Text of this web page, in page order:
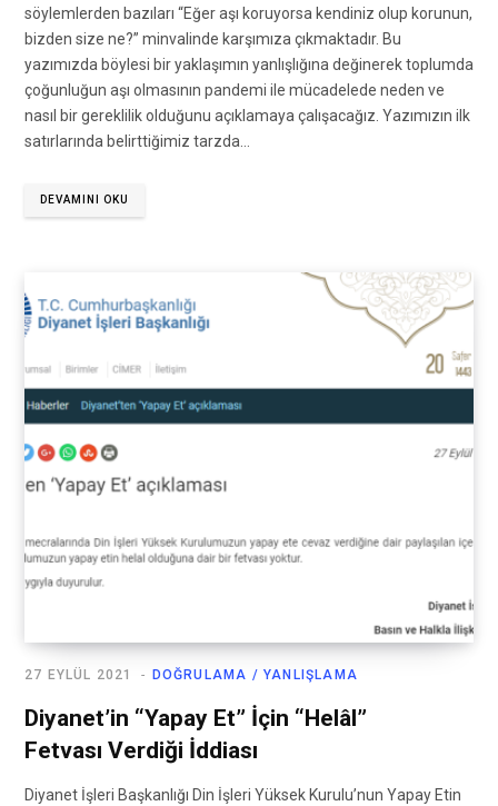
söylemlerden bazıları “Eğer aşı koruyorsa kendiniz olup korunun,
bizden size ne?” minvalinde karşımıza çıkmaktadır. Bu
yazımızda böylesi bir yaklaşımın yanlışlığına değinerek toplumda
çoğunluğun aşı olmasının pandemi ile mücadelede neden ve
nasıl bir gereklilik olduğunu açıklamaya çalışacağız. Yazımızın ilk
satırlarında belirttiğimiz tarzda…
DEVAMINI OKU
DOĞRULAMA / YANLIŞLAMA
27 EYLÜL 2021
Diyanet’in “Yapay Et” İçin “Helâl”
Fetvası Verdiği İddiası
Diyanet İşleri Başkanlığı Din İşleri Yüksek Kurulu’nun Yapay Etin